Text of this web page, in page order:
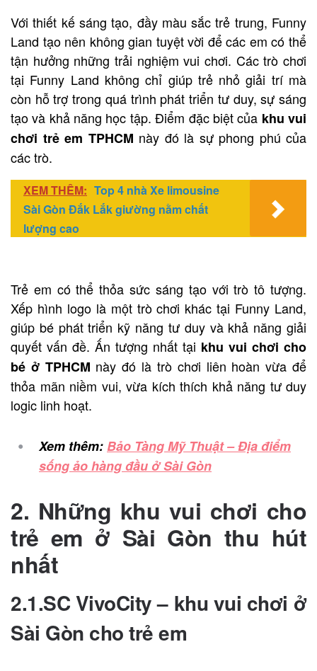
Với thiết kế sáng tạo, đầy màu sắc trẻ trung, Funny
Land tạo nên không gian tuyệt vời để các em có thể
tận hưởng những trải nghiệm vui chơi. Các trò chơi
tại Funny Land không chỉ giúp trẻ nhỏ giải trí mà
còn hỗ trợ trong quá trình phát triển tư duy, sự sáng
tạo và khả năng học tập. Điểm đặc biệt của khu vui
chơi trẻ em TPHCM này đó là sự phong phú của
các trò.
XEM THÊM: Top 4 nhà Xe limousine
Sài Gòn Đắk Lắk giường nằm chất
lượng cao
Trẻ em có thể thỏa sức sáng tạo với trò tô tượng.
Xếp hình logo là một trò chơi khác tại Funny Land,
giúp bé phát triển kỹ năng tư duy và khả năng giải
quyết vấn đề. Ấn tượng nhất tại khu vui chơi cho
bé ở TPHCM này đó là trò chơi liên hoàn vừa để
thỏa mãn niềm vui, vừa kích thích khả năng tư duy
logic linh hoạt.
Xem thêm: Bảo Tàng Mỹ Thuật – Địa điểm
sống ảo hàng đầu ở Sài Gòn
2. Những khu vui chơi cho
trẻ em ở Sài Gòn thu hút
nhất
2.1.SC VivoCity – khu vui chơi ở
Sài Gòn cho trẻ em